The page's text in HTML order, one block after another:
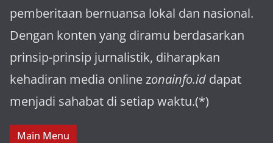
pemberitaan bernuansa lokal dan nasional.
Dengan konten yang diramu berdasarkan
prinsip-prinsip jurnalistik, diharapkan
kehadiran media online zonainfo.id dapat
menjadi sahabat di setiap waktu.(*)
Main Menu